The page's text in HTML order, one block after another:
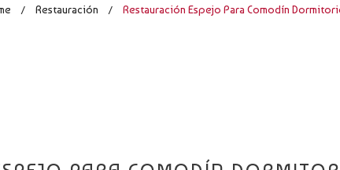
/ Restauración / Restauración Espejo Para Comodín